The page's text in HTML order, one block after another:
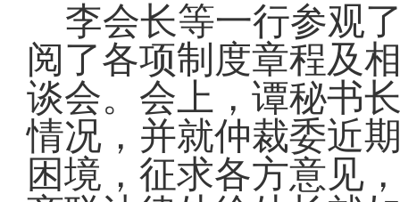
李会长等一行参观
阅了各项制度章程及
谈会。会上，谭秘书
情况，并就仲裁委近
困境，征求各方意见